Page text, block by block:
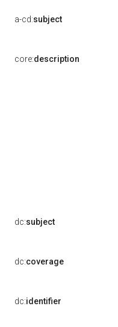
a-cd:subject
core:description
dc:subject
dc:coverage
dc:identifier